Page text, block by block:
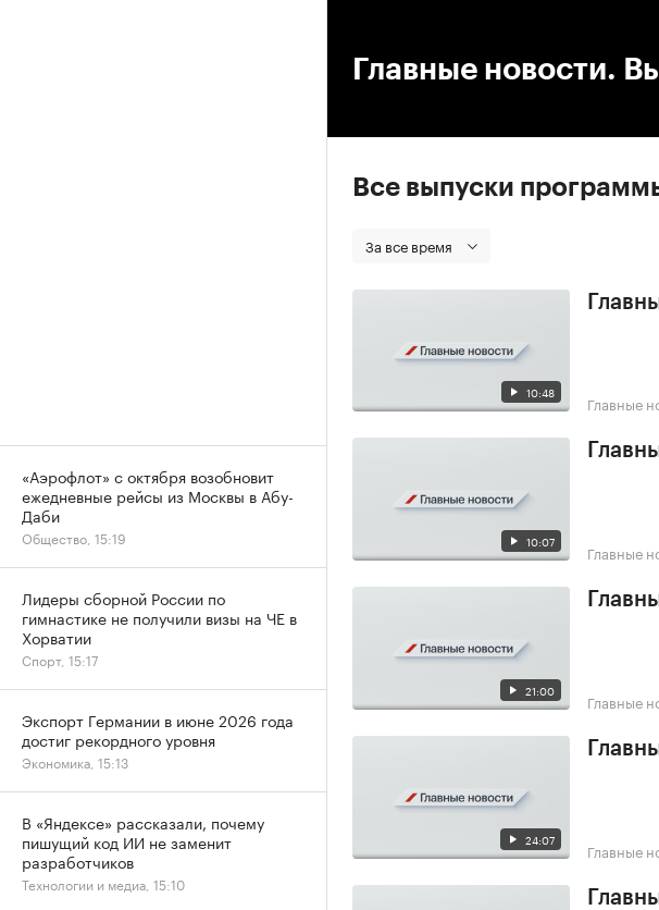
Главные новости.
Все выпуски
За все время
10:48 Главные
10:07 Главные
21:00 Главные
24:07 Главные
«Аэрофлот» с октября возобновит
ежедневные рейсы из Москвы в Абу-
Даби
Общество, 15:19
Лидеры сборной России по
гимнастике не получили визы на ЧЕ в
Хорватии
Спорт, 15:17
Экспорт Германии в июне 2026 года
достиг рекордного уровня
Экономика, 15:13
В «Яндексе» рассказали, почему
пишущий код ИИ не заменит
разработчиков
Технологии и медиа, 15:10